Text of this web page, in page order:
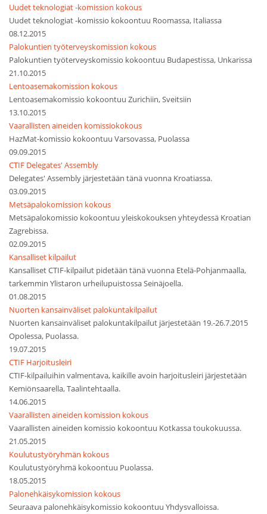
Uudet teknologiat -komission kokous
Uudet teknologiat -komissio kokoontuu Roomassa, Italiassa
08.12.2015
Palokuntien työterveyskomission kokous
Palokuntien työterveyskomissio kokoontuu Budapestissa, Unkarissa
21.10.2015
Lentoasemakomission kokous
Lentoasemakomissio kokoontuu Zurichiin, Sveitsiin
13.10.2015
Vaarallisten aineiden komissiokokous
HazMat-komissio kokoontuu Varsovassa, Puolassa
09.09.2015
CTIF Delegates' Assembly
Delegates' Assembly järjestetään tänä vuonna Kroatiassa.
03.09.2015
Metsäpalokomission kokous
Metsäpalokomissio kokoontuu yleiskokouksen yhteydessä Kroatian
Zagrebissa.
02.09.2015
Kansalliset kilpailut
Kansalliset CTIF-kilpailut pidetään tänä vuonna Etelä-Pohjanmaalla,
tarkemmin Ylistaron urheilupuistossa Seinäjoella.
01.08.2015
Nuorten kansainväliset palokuntakilpailut
Nuorten kansainväliset palokuntakilpailut järjestetään 19.-26.7.2015
Opolessa, Puolassa.
19.07.2015
CTIF Harjoitusleiri
CTIF-kilpailuihin valmentava, kaikille avoin harjoitusleiri järjestetään
Kemiönsaarella, Taalintehtaalla.
14.06.2015
Vaarallisten aineiden komission kokous
Vaarallisten aineiden komissio kokoontuu Kotkassa toukokuussa.
21.05.2015
Koulutustyöryhmän kokous
Koulutustyöryhmä kokoontuu Puolassa.
18.05.2015
Palonehkäisykomission kokous
Seuraava palonehkäisykomissio kokoontuu Yhdysvalloissa.